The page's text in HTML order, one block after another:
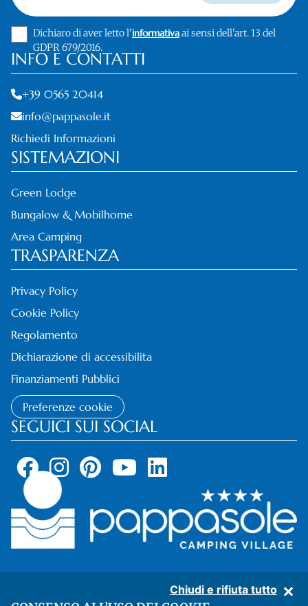
Chiudi e rifiuta tutto
Dichiaro di aver letto l'informativaai sensi dell'art. 13 del
GDPR 679/2016.
INFO E CONTATTI
+39 0565 20414
info@pappasole.it
Richiedi Informazioni
SISTEMAZIONI
Green Lodge
Bungalow & Mobilhome
Area Camping
TRASPARENZA
Privacy Policy
Cookie Policy
Regolamento
Dichiarazione di accessibilita
Finanziamenti Pubblici
Preferenze cookie
SEGUICI SUI SOCIAL